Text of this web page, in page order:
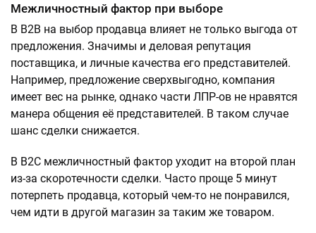
Межличностный фактор при выборе
В B2B на выбор продавца влияет не только выгода от
предложения. Значимы и деловая репутация
поставщика, и личные качества его представителей.
Например, предложение сверхвыгодно, компания
имеет вес на рынке, однако части ЛПР-ов не нравятся
манера общения её представителей. В таком случае
шанс сделки снижается.
В B2C межличностный фактор уходит на второй план
из-за скоротечности сделки. Часто проще 5 минут
потерпеть продавца, который чем-то не понравился,
чем идти в другой магазин за таким же товаром.